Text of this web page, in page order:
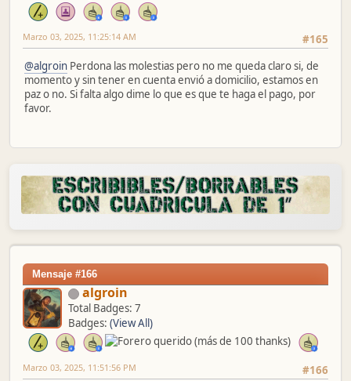
#165
Marzo 03, 2025, 11:25:14 AM
@algroin Perdona las molestias pero no me queda claro si, de
momento y sin tener en cuenta envió a domicilio, estamos en
paz o no. Si falta algo dime lo que es que te haga el pago, por
favor.
Mensaje #166
algroin
Total Badges: 7
Badges: (View All)
#166
Marzo 03, 2025, 11:51:56 PM